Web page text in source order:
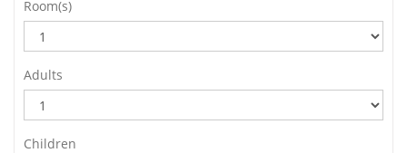
Room(s)
Adults
Children